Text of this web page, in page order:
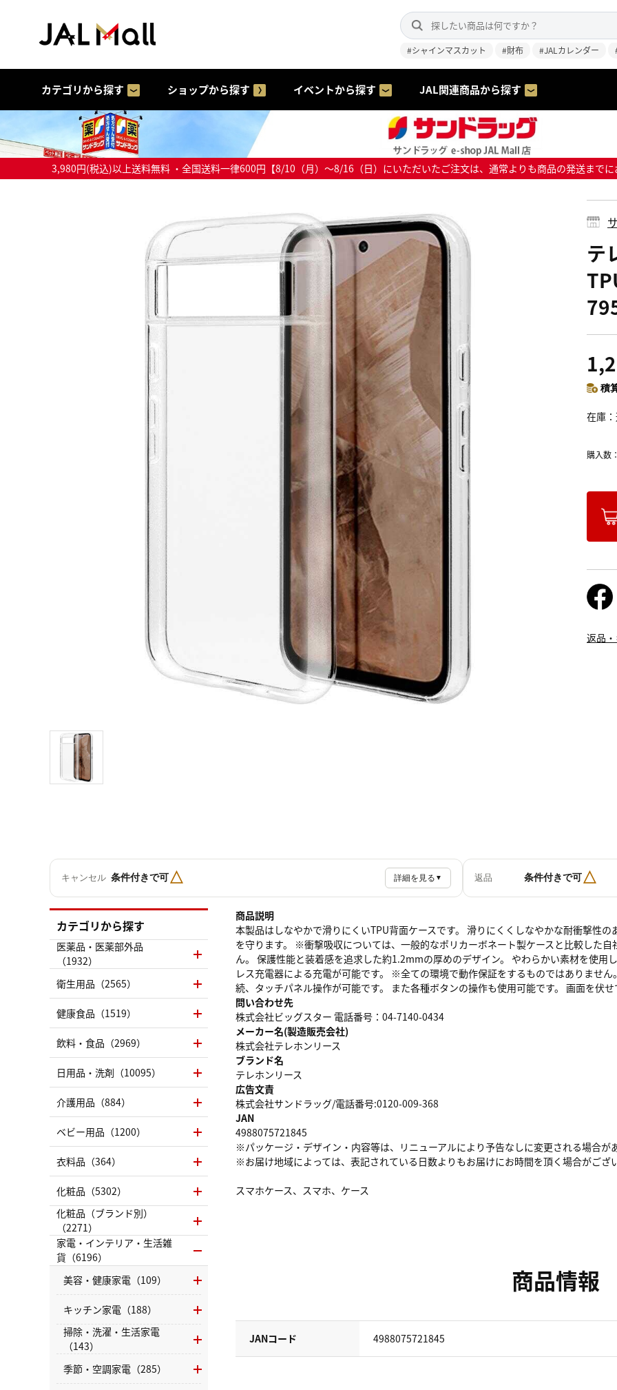
#シャインマスカット #財布 #JALカレンダー
カテゴリから探す ショップから探す イベントから探す JAL関連商品から探す
3,980円(税込)以上送料無料 ・全国送料一律600円【8/10（月）～8/16（日）にいただいたご注文は、通常よりも商品の発送まで
テ
積
在庫
購入数
返品
キャンセル 条件付きで可△ 詳細を見る ▼ 返品 条件付きで可△
商品説明
本製品はしなやかで滑りにくいTPU背面ケースです。 滑りにくくしなやかな耐衝撃性
を守ります。 ※衝撃吸収については、一般的なポリカーボネート製ケースと比較した
ん。 保護性能と装着感を追求した約1.2mmの厚めのデザイン。 やわらかい素材を使用
レス充電器による充電が可能です。 ※全ての環境で動作保証をするものではありませ
続、タッチパネル操作が可能です。 また各種ボタンの操作も使用可能です。 画面を伏
問い合わせ先
株式会社ビッグスター 電話番号：04-7140-0434
メーカー名(製造販売会社)
株式会社テレホンリース
ブランド名
テレホンリース
広告文責
株式会社サンドラッグ/電話番号:0120-009-368
JAN
4988075721845
※パッケージ・デザイン・内容等は、リニューアルにより予告なしに変更される場合が
※お届け地域によっては、表記されている日数よりもお届けにお時間を頂く場合がござ
スマホケース、スマホ、ケース
商品情報
JANコード 4988075721845
カテゴリから探す
医薬品・医薬部外品
（1932）
衛生用品（2565）
健康食品（1519）
飲料・食品（2969）
日用品・洗剤（10095）
介護用品（884）
ベビー用品（1200）
衣料品（364）
化粧品（5302）
化粧品（ブランド別）
（2271）
家電・インテリア・生活雑
貨（6196）
美容・健康家電（109）
キッチン家電（188）
掃除・洗濯・生活家電
（143）
季節・空調家電（285）